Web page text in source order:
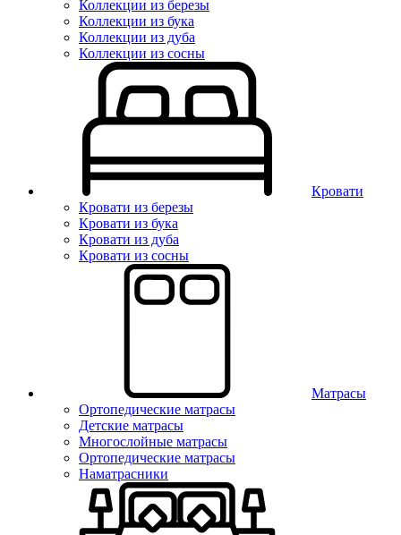
Коллекции из березы
Коллекции из бука
Коллекции из дуба
Коллекции из сосны
Кровати
Кровати из березы
Кровати из бука
Кровати из дуба
Кровати из сосны
Матрасы
Ортопедические матрасы
Детские матрасы
Многослойные матрасы
Ортопедические матрасы
Наматрасники